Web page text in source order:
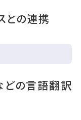
との連携
どの言語翻訳